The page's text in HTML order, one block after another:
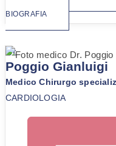
BIOGRAFIA
Dr.
Poggio Gianluigi
Medico Chirurgo
CARDIOLOGIA